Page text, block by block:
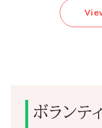
ボランテ